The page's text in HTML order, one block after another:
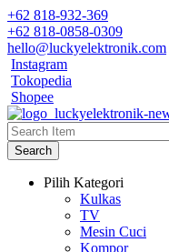
+62 818-932-369
+62 818-0858-0309
hello@luckyelektronik.com
Instagram
Tokopedia
Shopee
Search
Pilih Kategori
Kulkas
TV
Mesin Cuci
Kompor